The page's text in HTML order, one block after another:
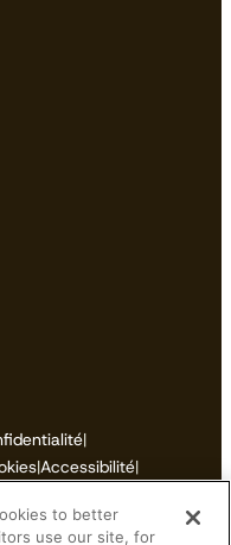
|
|Accessibilité|
personnelles
to better
use our site, for